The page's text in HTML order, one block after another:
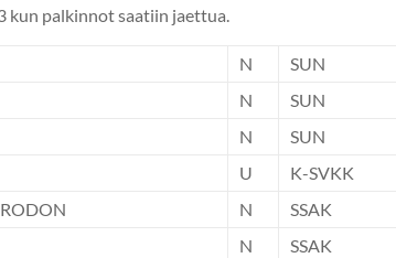
kun palkinnot saatiin jaettua.
N
SUN
N
SUN
N
SUN
U
K-SVKK
N
SSAK
N
SSAK